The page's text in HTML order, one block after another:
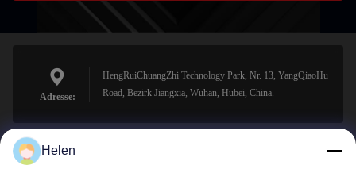
Adresse:
HengRuiChuangZhi Technology Park, Nr. 13, YangQiaoHu
Road, Bezirk Jiangxia, Wuhan, Hubei, China.
Helen